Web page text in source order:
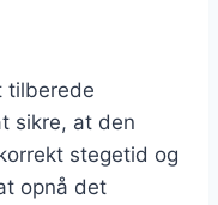
tilberede
sikre, at den
stegetid og
opnå det